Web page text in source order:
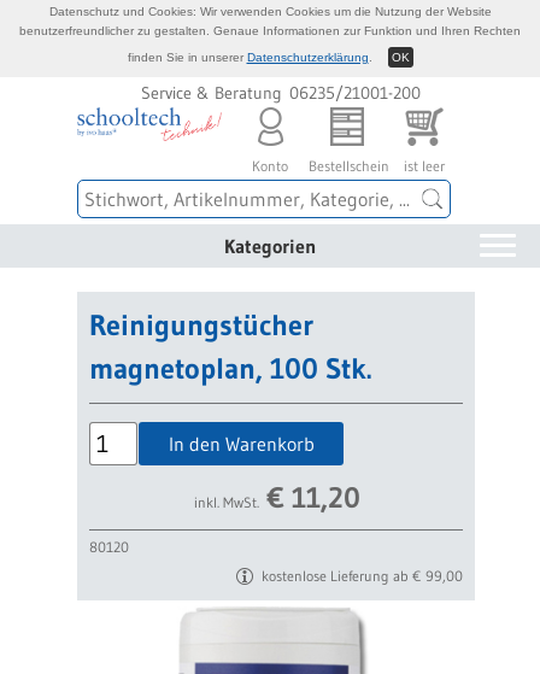
Service & Beratung 06235/21001-200
Konto Bestellschein ist leer
Kategorien
Reinigungstücher
magnetoplan, 100 Stk.
In den Warenkorb
inkl. MwSt. € 11,20
80120
kostenlose Lieferung ab € 99,00
Datenschutz und Cookies: Wir verwenden Cookies um die Nutzung der Website
benutzerfreundlicher zu gestalten. Genaue Informationen zur Funktion und Ihren Rechten
finden Sie in unserer Datenschutzerklärung OK